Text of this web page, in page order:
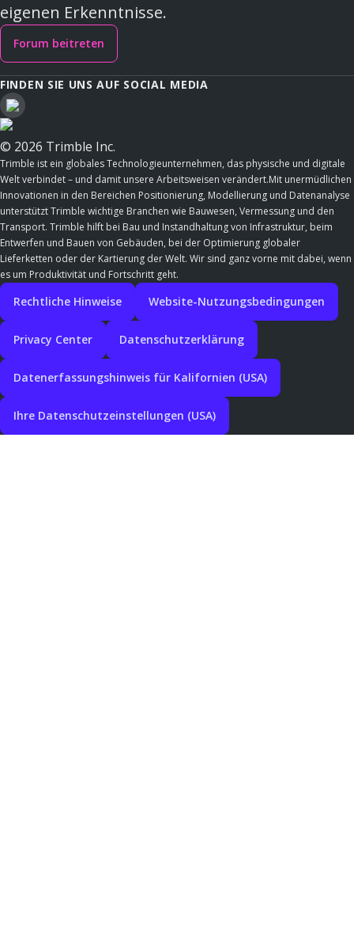
eigenen Erkenntnisse.
Forum beitreten
FINDEN SIE UNS AUF SOCIAL MEDIA
© 2026 Trimble Inc.
Trimble ist ein globales Technologieunternehmen, das physische und digitale
Welt verbindet – und damit unsere Arbeitsweisen verändert.Mit unermüdlichen
Innovationen in den Bereichen Positionierung, Modellierung und Datenanalyse
unterstützt Trimble wichtige Branchen wie Bauwesen, Vermessung und den
Transport. Trimble hilft bei Bau und Instandhaltung von Infrastruktur, beim
Entwerfen und Bauen von Gebäuden, bei der Optimierung globaler
Lieferketten oder der Kartierung der Welt. Wir sind ganz vorne mit dabei, wenn
es um Produktivität und Fortschritt geht.
Rechtliche Hinweise Website-Nutzungsbedingungen
Privacy Center Datenschutzerklärung
Datenerfassungshinweis für Kalifornien (USA)
Ihre Datenschutzeinstellungen (USA)